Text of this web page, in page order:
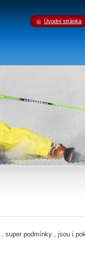
super podmínky , jsou i
Úvodní stránka